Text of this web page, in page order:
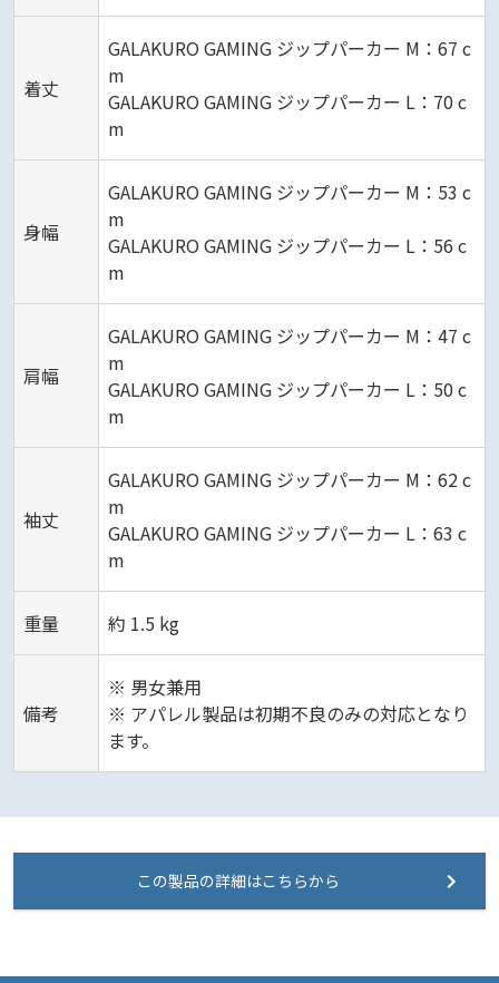
着丈
GALAKURO GAMING ジップパーカー M：67 c
m
GALAKURO GAMING ジップパーカー L：70 c
m
身幅
GALAKURO GAMING ジップパーカー M：53 c
m
GALAKURO GAMING ジップパーカー L：56 c
m
肩幅
GALAKURO GAMING ジップパーカー M：47 c
m
GALAKURO GAMING ジップパーカー L：50 c
m
袖丈
GALAKURO GAMING ジップパーカー M：62 c
m
GALAKURO GAMING ジップパーカー L：63 c
m
重量 約 1.5 kg
備考
※ 男女兼用
※ アパレル製品は初期不良のみの対応となり
ます。
この製品の詳細はこちらから